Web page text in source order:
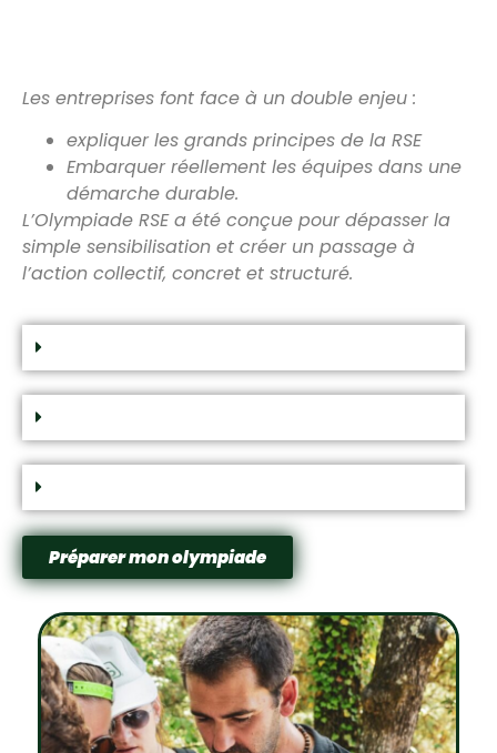
Les entreprises font face à un double enjeu :
expliquer les grands principes de la RSE
Embarquer réellement les équipes dans une
démarche durable.
L’Olympiade RSE a été conçue pour dépasser la
simple sensibilisation et créer un passage à
l’action collectif, concret et structuré.
Préparer mon olympiade